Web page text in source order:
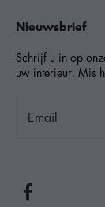
Nieuwsbrief
Schrijf u in op
uw interieur. Mis
email